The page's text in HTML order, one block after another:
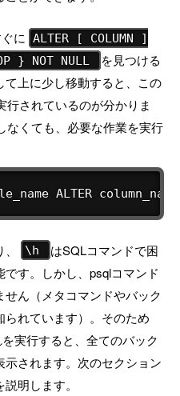
に
ALTER [ COLUMN ]
} NOT NULL
を見つける
上に少し移動すると、この
行されているのが分かりま
なくても、必要な作業を実行
ALTER
\h
はSQLコマンドで困
す。しかし、psqlコマンド
ん（メタコマンドやバック
れています）。そのため
実行すると、全てのバック
されます。次のセクション
明します。